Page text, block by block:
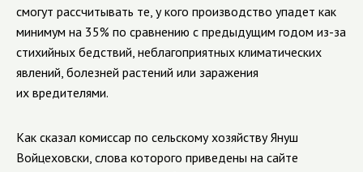
смогут рассчитывать те, у кого производство упадет как
минимум на 35% по сравнению с предыдущим годом из-за
стихийных бедствий, неблагоприятных климатических
явлений, болезней растений или заражения
их вредителями.
Как сказал комиссар по сельскому хозяйству Януш
Войцеховски, слова которого приведены на сайте